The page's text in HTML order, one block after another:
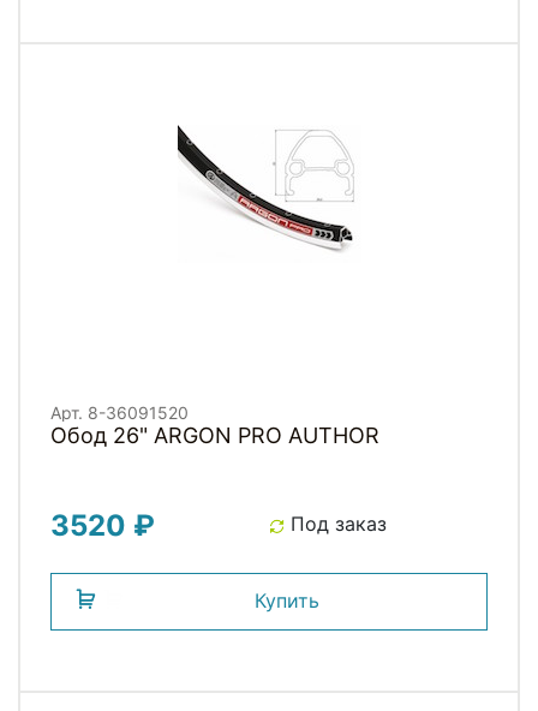
Арт. 8-36091520
Обод 26" ARGON PRO AUTHOR
3520 ₽ Под заказ
Купить